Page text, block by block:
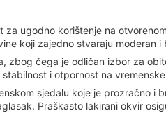
ugodno korištenje na
koji zajedno stvaraju moderan
čega je odličan izbor za
i otpornost na
sjedalu koje je prozračno i
Praškasto lakirani okvir